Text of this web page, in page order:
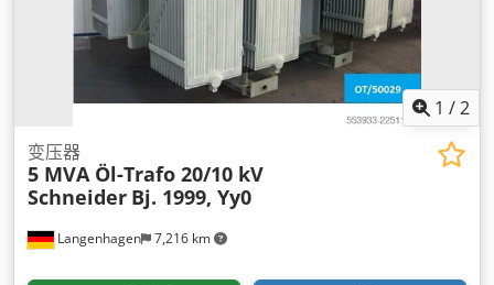
1 /2
Langenhagen 7,216 km
变压器
5 MVA Öl-Trafo 20/10 kV
Schneider Bj. 1999, Yy0